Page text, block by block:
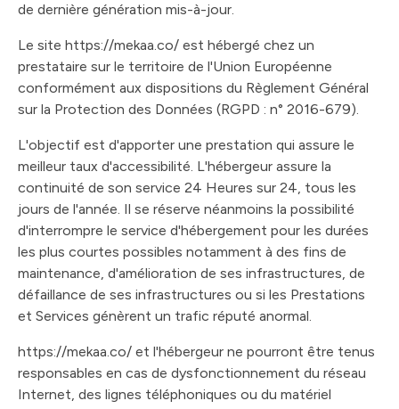
de dernière génération mis-à-jour.
Le site https://mekaa.co/ est hébergé chez un
prestataire sur le territoire de l'Union Européenne
conformément aux dispositions du Règlement Général
sur la Protection des Données (RGPD : n° 2016-679).
L'objectif est d'apporter une prestation qui assure le
meilleur taux d'accessibilité. L'hébergeur assure la
continuité de son service 24 Heures sur 24, tous les
jours de l'année. Il se réserve néanmoins la possibilité
d'interrompre le service d'hébergement pour les durées
les plus courtes possibles notamment à des fins de
maintenance, d'amélioration de ses infrastructures, de
défaillance de ses infrastructures ou si les Prestations
et Services génèrent un trafic réputé anormal.
https://mekaa.co/ et l'hébergeur ne pourront être tenus
responsables en cas de dysfonctionnement du réseau
Internet, des lignes téléphoniques ou du matériel